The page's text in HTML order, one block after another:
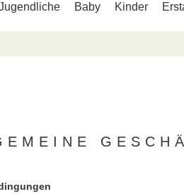
Baby Kinder